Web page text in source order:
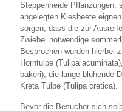
Steppenheide Pflanzungen,
angelegten Kiesbeete
sorgen, dass die zur
Zwiebel notwendige
Besprochen wurden hierbei
Horntulpe (Tulipa
bakeri), die lange blühende
Kreta Tulpe (Tulipa cretica).
Bevor die Besucher sich